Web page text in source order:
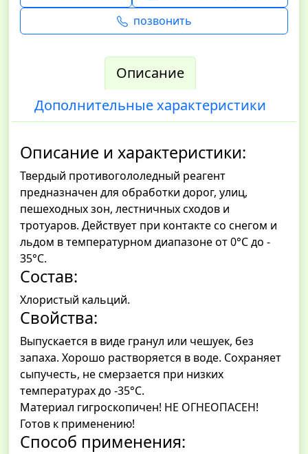
позвонить
Описание
Дополнительные характеристики
Описание и характеристики:
Твердый противогололедный реагент
предназначен для обработки дорог, улиц,
пешеходных зон, лестничных сходов и
тротуаров. Действует при контакте со снегом и
льдом в температурном диапазоне от 0°С до -
35°С.
Состав:
Хлористый кальций.
Свойства:
Выпускается в виде гранул или чешуек, без
запаха. Хорошо растворяется в воде. Сохраняет
сыпучесть, не смерзается при низких
температурах до -35°С.
Материал гигроскопичен! НЕ ОГНЕОПАСЕН!
Готов к применению!
Способ применения: